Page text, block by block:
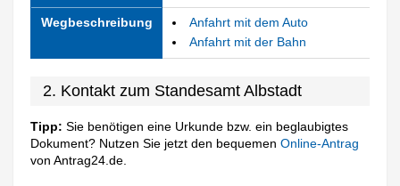
Wegbeschreibung
Anfahrt mit dem Auto
Anfahrt mit der Bahn
2. Kontakt zum Standesamt Albstadt
Tipp: Sie benötigen eine Urkunde bzw. ein beglaubigtes
Dokument? Nutzen Sie jetzt den bequemenOnline-Antrag
von Antrag24.de.